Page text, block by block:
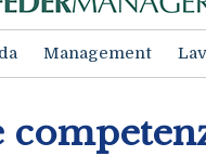
Management